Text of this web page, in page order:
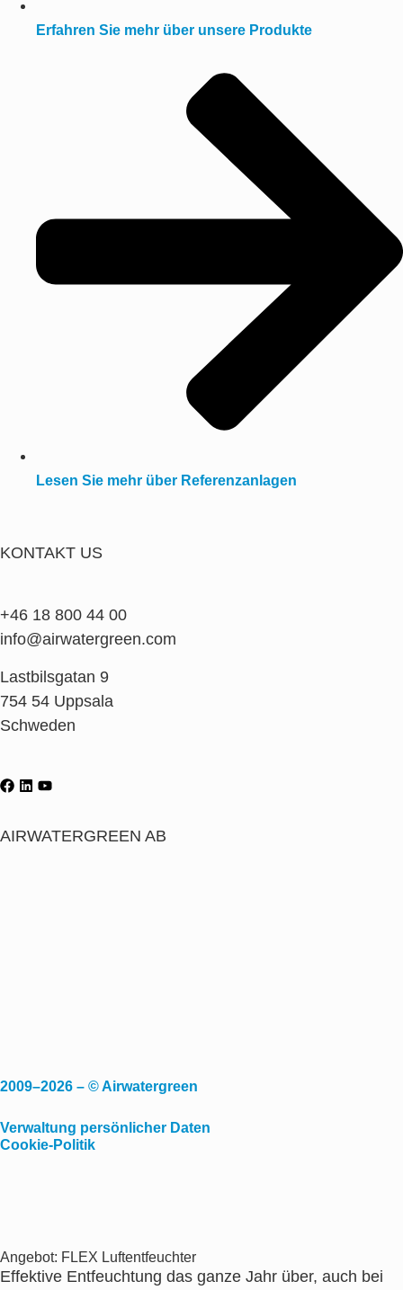
Erfahren Sie mehr über unsere Produkte
Lesen Sie mehr über Referenzanlagen
KONTAKT US
+46 18 800 44 00
info@airwatergreen.com
Lastbilsgatan 9
754 54 Uppsala
Schweden
AIRWATERGREEN AB
2009–2026 – © Airwatergreen
Verwaltung persönlicher Daten
Cookie-Politik
Angebot: FLEX Luftentfeuchter
Effektive Entfeuchtung das ganze Jahr über, auch bei